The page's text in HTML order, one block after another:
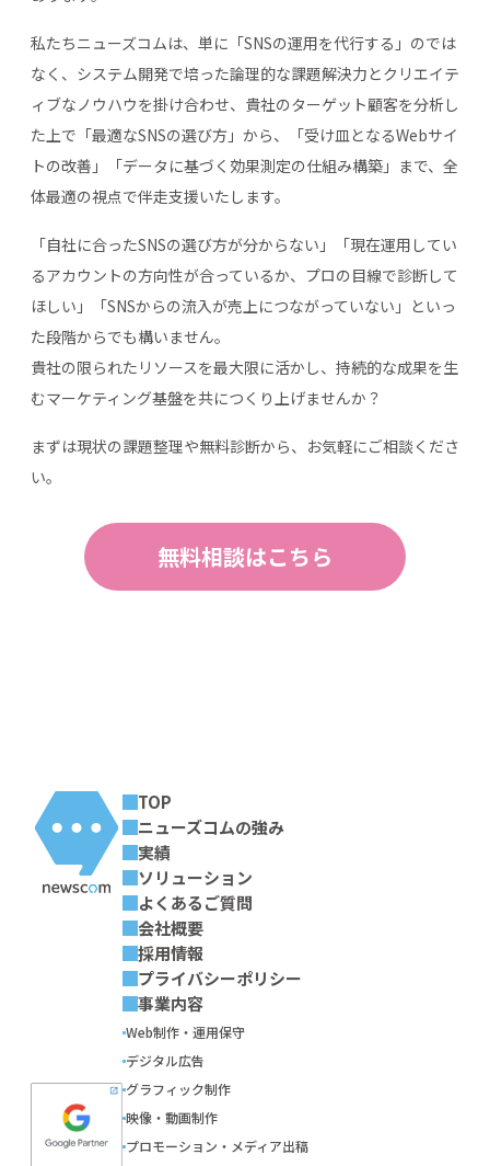
私たちニューズコムは、単に「SNSの運用を代行する」のでは
なく、システム開発で培った論理的な課題解決力とクリエイテ
ィブなノウハウを掛け合わせ、貴社のターゲット顧客を分析し
た上で「最適なSNSの選び方」から、「受け皿となるWebサイ
トの改善」「データに基づく効果測定の仕組み構築」まで、全
体最適の視点で伴走支援いたします。
「自社に合ったSNSの選び方が分からない」「現在運用してい
るアカウントの方向性が合っているか、プロの目線で診断して
ほしい」「SNSからの流入が売上につながっていない」といっ
た段階からでも構いません。
貴社の限られたリソースを最大限に活かし、持続的な成果を生
むマーケティング基盤を共につくり上げませんか？
まずは現状の課題整理や無料診断から、お気軽にご相談くださ
い。
無料相談はこちら
TOP
ニューズコムの強み
実績
ソリューション
よくあるご質問
会社概要
採用情報
プライバシーポリシー
事業内容
Web制作・運用保守
デジタル広告
グラフィック制作
映像・動画制作
プロモーション・メディア出稿